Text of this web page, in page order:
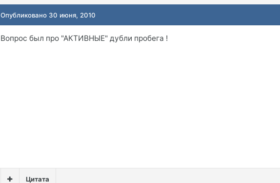
Опубликовано 30 июня, 2010
Вопрос был про "АКТИВНЫЕ" дубли пробега !
Цитата